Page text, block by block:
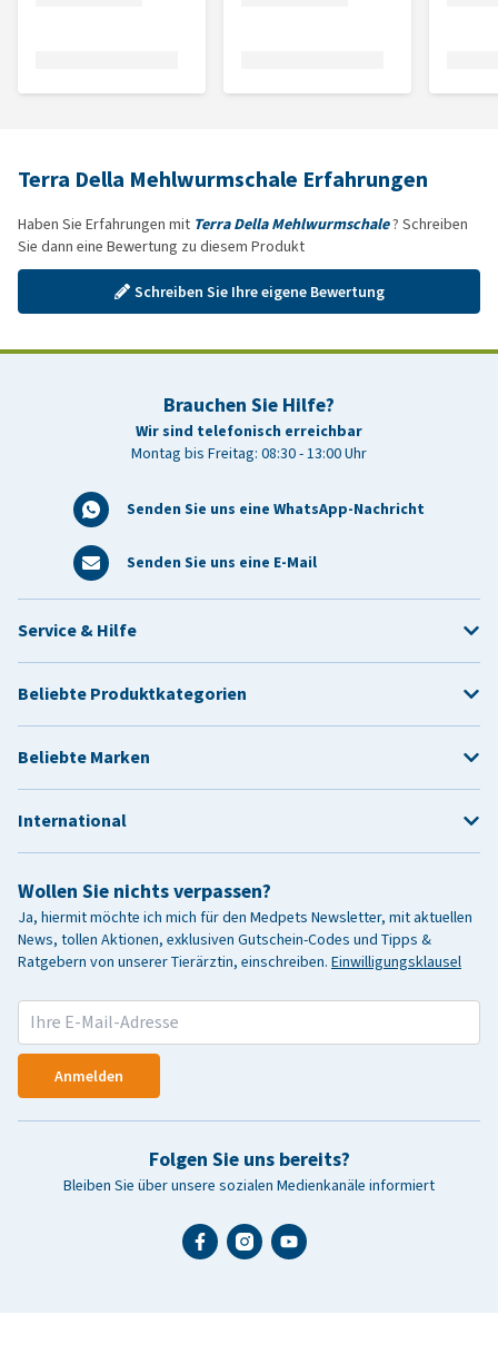
Terra Della Mehlwurmschale Erfahrungen
Haben Sie Erfahrungen mit Terra Della Mehlwurmschale? Schreiben
Sie dann eine Bewertung zu diesem Produkt
Schreiben Sie Ihre eigene Bewertung
Brauchen Sie Hilfe?
Wir sind telefonisch erreichbar
Montag bis Freitag: 08:30 - 13:00 Uhr
Senden Sie uns eine WhatsApp-Nachricht
Senden Sie uns eine E-Mail
Wollen Sie nichts verpassen?
Ja, hiermit möchte ich mich für den Medpets Newsletter, mit aktuellen
News, tollen Aktionen, exklusiven Gutschein-Codes und Tipps &
Ratgebern von unserer Tierärztin, einschreiben. Einwilligungsklausel
Anmelden
Folgen Sie uns bereits?
Bleiben Sie über unsere sozialen Medienkanäle informiert
Service & Hilfe
Beliebte Produktkategorien
Beliebte Marken
International